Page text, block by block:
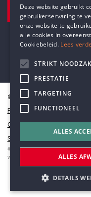
Pottenbrug 4
Antwerpen,
© Humanistisch Verbond
Privacy
Cookiestatement
Sitemap
#codedwithlove byCodelines
webapplicaties
mobiele apps&
Deze website gebruikt
gebruikerservaring te
onze website te
alle cookies in
Cookiebeleid. Lees
STRIKT
PRESTATIE
TARGETING
FUNCTIONEEL
ALLES
ALLES
DETAILS